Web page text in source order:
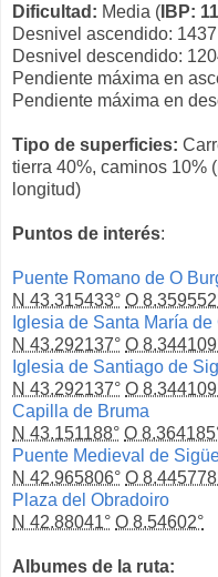
Dificultad: Media ( IBP:
Desnivel ascendido:
Desnivel descendido:
Pendiente máxima en
Pendiente máxima en
Tipo de superficies:
tierra 40%, caminos 10%
longitud)
Puntos de interés:
Puente Romano de O
N 43.315433° O
Iglesia de Santa María de
N 43.292137° O
Iglesia de Santiago de
N 43.292137° O
Capilla de Bruma
N 43.151188° O
Puente Medieval de
N 42.965806° O
Plaza del Obradoiro
N 42.88041° O 8.54602°
Albumes de la ruta: